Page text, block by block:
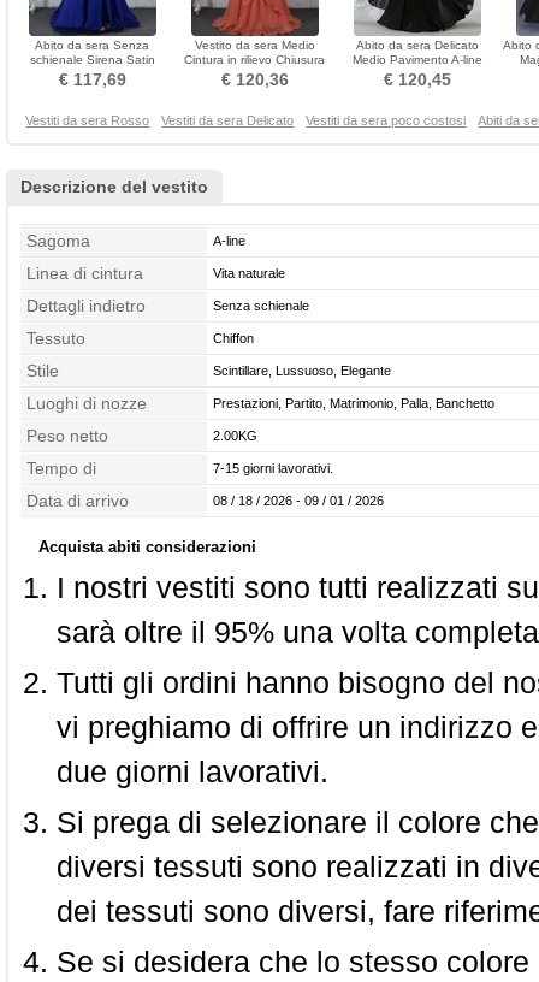
Abito da sera Senza
schienale Sirena Satin
Mostra Spazzola Treno
€ 117,69
Vestito da sera Medio
Cintura in rilievo Chiusura
lampo Senza maniche
€ 120,36
Abito da sera Delicato
Medio Pavimento A-line
Pick-up Senza maniche
€ 120,45
Abito
Vestiti da sera Rosso Vestiti da sera Delicato Vestiti da sera poco costosi Abiti da
Descrizione del vestito
Sagoma A-line
Linea di cintura Vita naturale
Dettagli indietro Senza schienale
Tessuto Chiffon
Stile Scintillare, Lussuoso, Elegante
Luoghi di nozze Prestazioni, Partito, Matrimonio, Palla, Banchetto
Peso netto 2.00KG
Tempo di
confezionamento
7-15 giorni lavorativi.
Data di arrivo 08 / 18 / 2026 - 09 / 01 / 2026
Acquista abiti considerazioni
I nostri vestiti sono tutti realizzati
sarà oltre il 95% una volta
Tutti gli ordini hanno bisogno del
vi preghiamo di offrire un indirizzo
due giorni lavorativi.
Si prega di selezionare il colore
diversi tessuti sono realizzati in
dei tessuti sono diversi, fare
Se si desidera che lo stesso